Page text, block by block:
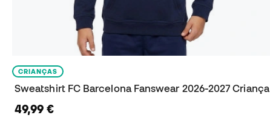
CRIANÇAS
Sweatshirt FC Barcelona Fanswear 2026-2027 Criança
49,99 €